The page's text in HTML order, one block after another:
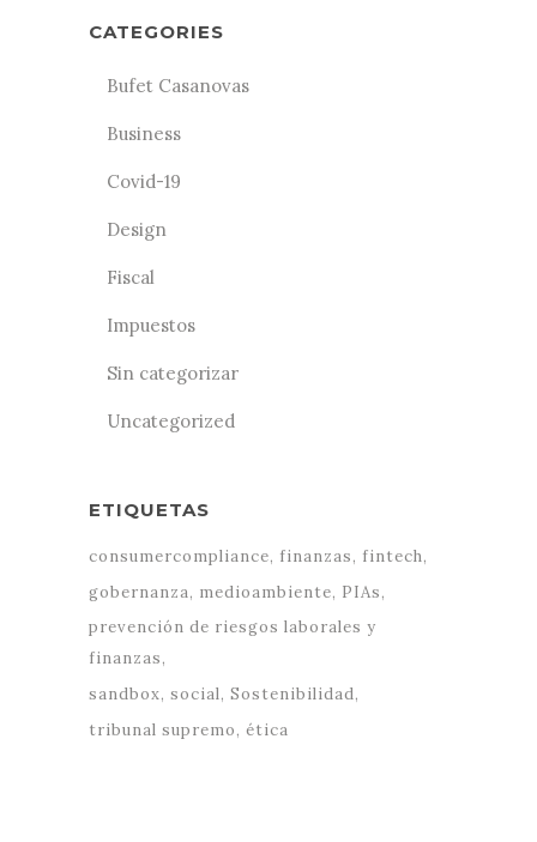
CATEGORIES
Bufet Casanovas
Business
Covid-19
Design
Fiscal
Impuestos
Sin categorizar
Uncategorized
ETIQUETAS
consumercompliance finanzas
fintech
gobernanza medioambiente PIAs
prevención de riesgos laborales y
finanzas
sandbox social Sostenibilidad
tribunal supremo ética